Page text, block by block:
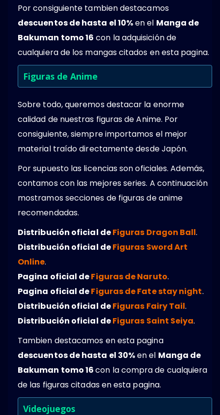
Por consiguiente tambien destacamos
descuentos de hasta el 10%en el Manga de
Bakuman tomo 16 con la adquisición de
cualquiera de los mangas citados en esta pagina.
Figuras de Anime
Sobre todo, queremos destacar la enorme
calidad de nuestras figuras de Anime. Por
consiguiente, siempre importamos el mejor
material traído directamente desde Japón.
Por supuesto las licencias son oficiales. Además,
contamos con las mejores series. A continuación
mostramos secciones de figuras de anime
recomendadas.
Distribución oficial deFiguras Dragon Ball.
Distribución oficial deFiguras Sword Art
Online.
Pagina oficial deFiguras de Naruto.
Pagina oficial deFiguras de Fate stay night.
Distribución oficial deFiguras Fairy Tail.
Distribución oficial deFiguras Saint Seiya.
Tambien destacamos en esta pagina
descuentos de hasta el 30%en el Manga de
Bakuman tomo 16con la compra de cualquiera
de las figuras citadas en esta pagina.
Videojuegos